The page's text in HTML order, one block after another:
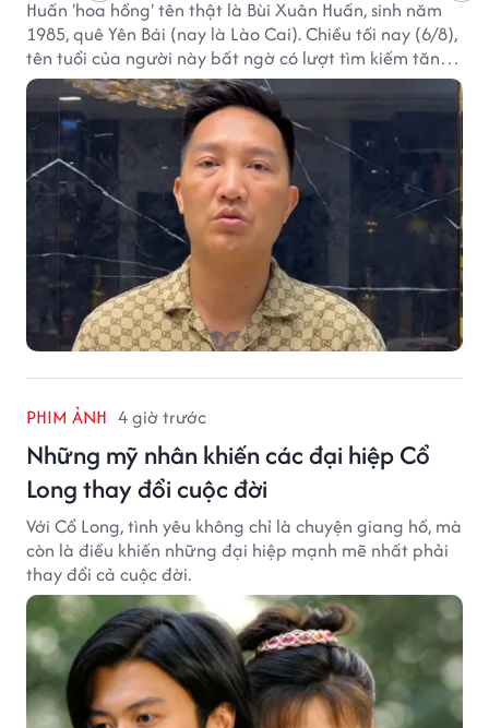
Huấn 'hoa hồng' tên thật là Bùi Xuân Huấn, sinh năm
1985, quê Yên Bái (nay là Lào Cai). Chiều tối nay (6/8),
tên tuổi của người này bất ngờ có lượt tìm kiếm tăng
vọt.
PHIM ẢNH 4 giờ trước
Những mỹ nhân khiến các đại hiệp Cổ
Long thay đổi cuộc đời
Với Cổ Long, tình yêu không chỉ là chuyện giang hồ, mà
còn là điều khiến những đại hiệp mạnh mẽ nhất phải
thay đổi cả cuộc đời.